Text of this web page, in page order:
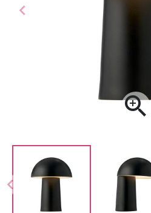
chevron_left
chevron_left
